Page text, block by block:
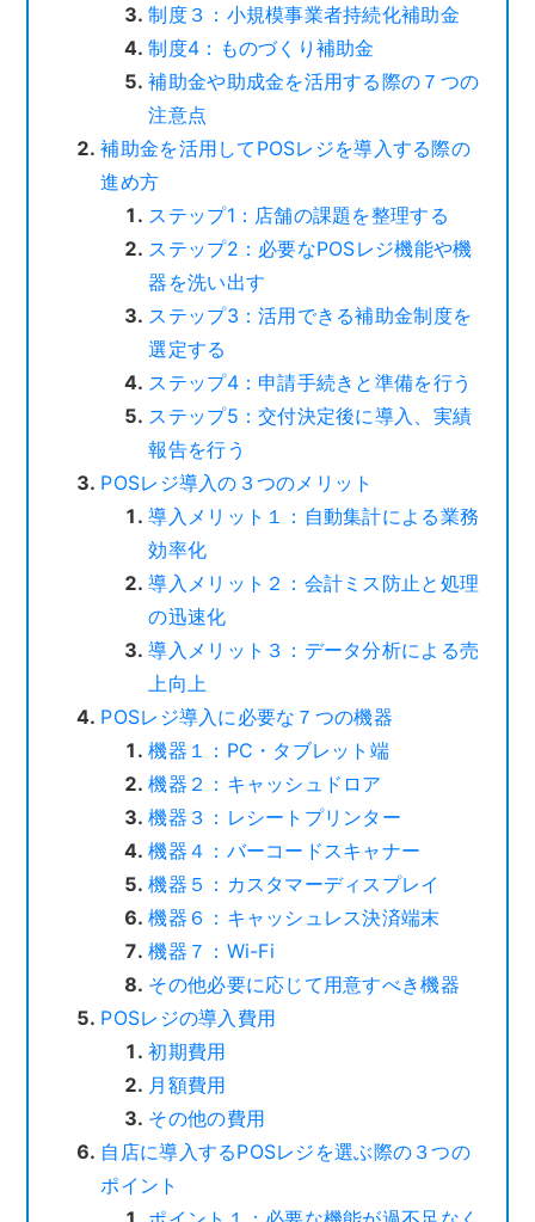
制度３：小規模事業者持続化補助金
制度4：ものづくり補助金
補助金や助成金を活用する際の７つの
注意点
補助金を活用してPOSレジを導入する際の
進め方
ステップ1：店舗の課題を整理する
ステップ2：必要なPOSレジ機能や機
器を洗い出す
ステップ3：活用できる補助金制度を
選定する
ステップ4：申請手続きと準備を行う
ステップ5：交付決定後に導入、実績
報告を行う
POSレジ導入の３つのメリット
導入メリット１：自動集計による業務
効率化
導入メリット２：会計ミス防止と処理
の迅速化
導入メリット３：データ分析による売
上向上
POSレジ導入に必要な７つの機器
機器１：PC・タブレット端
機器２：キャッシュドロア
機器３：レシートプリンター
機器４：バーコードスキャナー
機器５：カスタマーディスプレイ
機器６：キャッシュレス決済端末
機器７：Wi-Fi
その他必要に応じて用意すべき機器
POSレジの導入費用
初期費用
月額費用
その他の費用
自店に導入するPOSレジを選ぶ際の３つの
ポイント